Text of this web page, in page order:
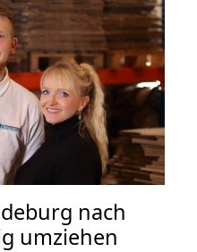
nach
umziehen